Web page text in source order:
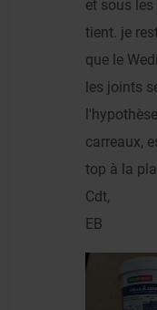
et sous
tient. je
que le
les joints
carreaux,
top à la
Cdt,
EB